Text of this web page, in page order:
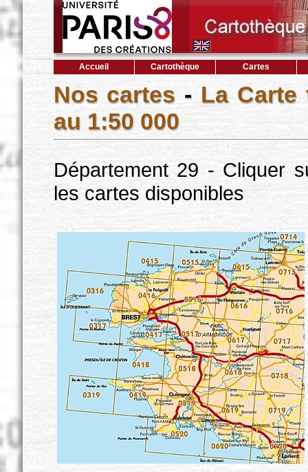
Accueil Cartothèque Cartes
Nos cartes - La Carte
au 1:50 000
Département 29 - Cliquer
les cartes disponibles